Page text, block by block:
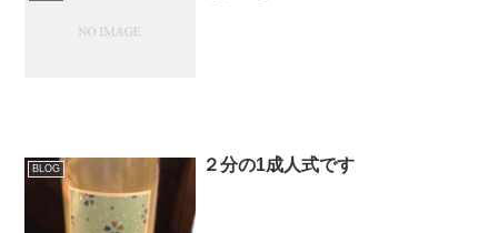
BLOG ２分の1成人式です